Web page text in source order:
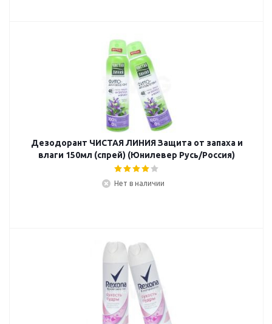
Дезодорант ЧИСТАЯ ЛИНИЯ Защита от запаха и
влаги 150мл (спрей) (Юнилевер Русь/Россия)
Нет в наличии